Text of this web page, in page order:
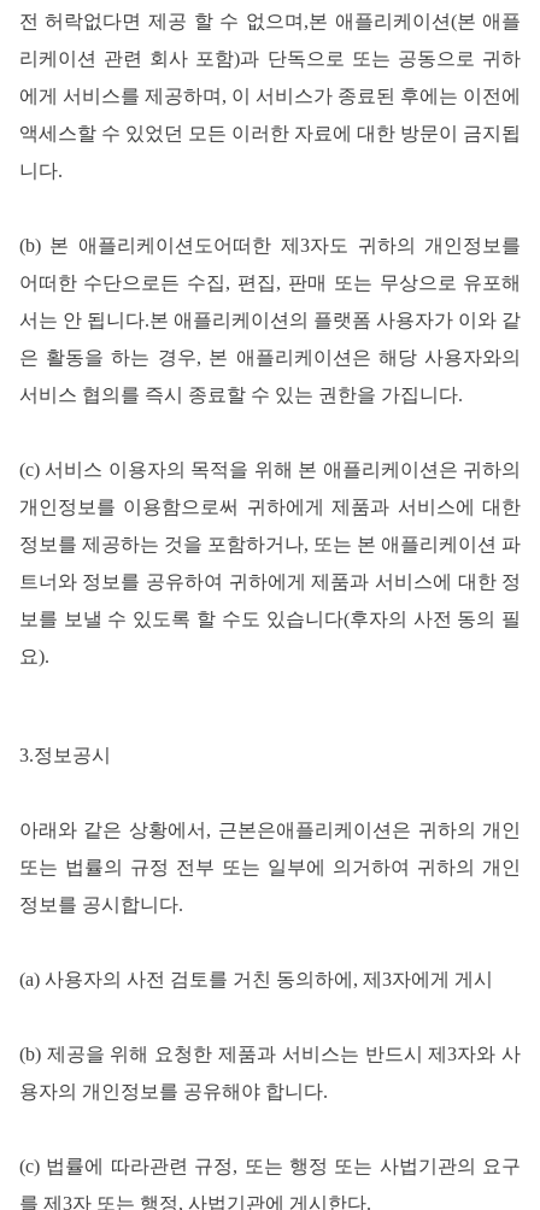
전 허락없다면 제공 할 수 없으며,본 애플리케이션(본 애플
리케이션 관련 회사 포함)과 단독으로 또는 공동으로 귀하
에게 서비스를 제공하며, 이 서비스가 종료된 후에는 이전에
액세스할 수 있었던 모든 이러한 자료에 대한 방문이 금지됩
니다.
(b) 본 애플리케이션도어떠한 제3자도 귀하의 개인정보를
어떠한 수단으로든 수집, 편집, 판매 또는 무상으로 유포해
서는 안 됩니다.본 애플리케이션의 플랫폼 사용자가 이와 같
은 활동을 하는 경우, 본 애플리케이션은 해당 사용자와의
서비스 협의를 즉시 종료할 수 있는 권한을 가집니다.
(c) 서비스 이용자의 목적을 위해 본 애플리케이션은 귀하의
개인정보를 이용함으로써 귀하에게 제품과 서비스에 대한
정보를 제공하는 것을 포함하거나, 또는 본 애플리케이션 파
트너와 정보를 공유하여 귀하에게 제품과 서비스에 대한 정
보를 보낼 수 있도록 할 수도 있습니다(후자의 사전 동의 필
요).
3.정보공시
아래와 같은 상황에서 , 근본은애플리케이션은 귀하의 개인
또는 법률의 규정 전부 또는 일부에 의거하여 귀하의 개인
정보를 공시합니다.
(a) 사용자의 사전 검토를 거친 동의하에, 제3자에게 게시
(b) 제공을 위해 요청한 제품과 서비스는 반드시 제3자와 사
용자의 개인정보를 공유해야 합니다.
(c) 법률에 따라관련 규정, 또는 행정 또는 사법기관의 요구
를 제3자 또는 행정, 사법기관에 게시한다.